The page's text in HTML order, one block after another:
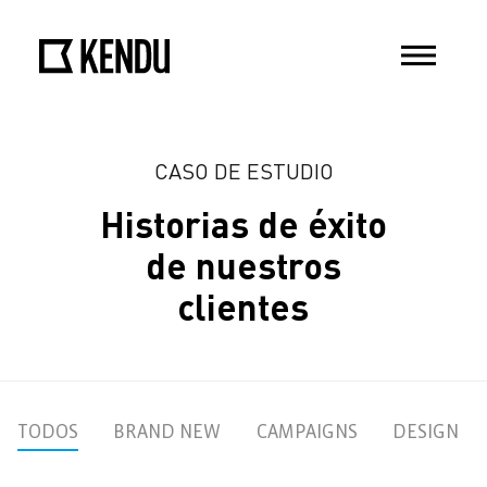
CASO DE ESTUDIO
Historias de éxito
de nuestros
clientes
TODOS BRAND NEW CAMPAIGNS DESIGN